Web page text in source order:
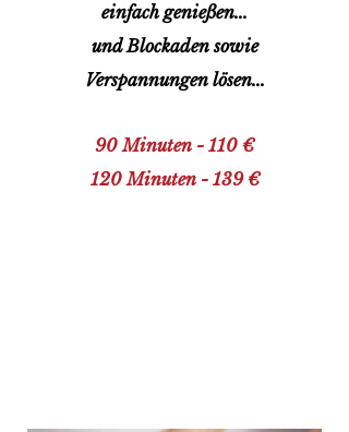
einfach genießen...
und Blockaden sowie
Verspannungen lösen...
90 Minuten - 110 €
120 Minuten - 139 €